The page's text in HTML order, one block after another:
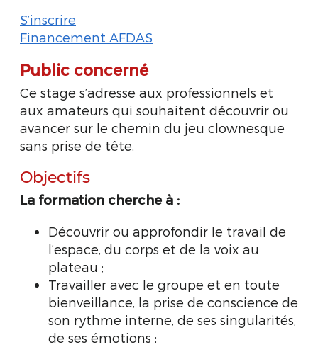
S’inscrire
Financement AFDAS
Public concerné
Ce stage s’adresse aux professionnels et
aux amateurs qui souhaitent découvrir ou
avancer sur le chemin du jeu clownesque
sans prise de tête.
Objectifs
La formation cherche à :
Découvrir ou approfondir le travail de
l’espace, du corps et de la voix au
plateau ;
Travailler avec le groupe et en toute
bienveillance, la prise de conscience de
son rythme interne, de ses singularités,
de ses émotions ;